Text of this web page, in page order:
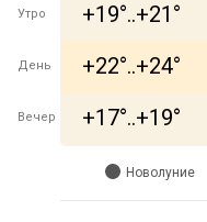
Утро +19°..+21°
День +22°..+24°
Вечер +17°..+19°
Новолуние